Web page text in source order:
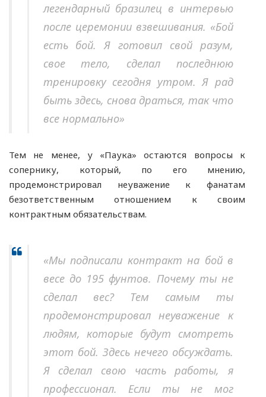
легендарный бразилец в интервью
после церемонии взвешивания. «Бой
есть бой. Я готовил свой разум,
свое тело, сделал последнюю
тренировку сегодня утром. Я рад
быть здесь, снова драться, так что
все нормально»
Тем не менее, у «Паука» остаются вопросы к
сопернику, который, по его мнению,
продемонстрировал неуважение к фанатам
безответственным отношением к своим
контрактным обязательствам.
«Мы подписали контракт на бой в
весе до 195 фунтов. Почему ты не
сделал вес? Тем самым ты
продемонстрировал неуважение к
людям, которые будут смотреть
этот бой. Здесь нечего обсуждать.
Я сделал свою часть работы, я
профессионал. Если ты не мог